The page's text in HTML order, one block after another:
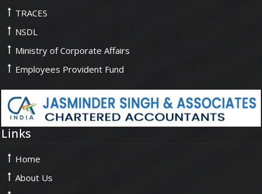
TRACES
NSDL
Ministry of Corporate Affairs
Employees Provident Fund
Links
Home
About Us